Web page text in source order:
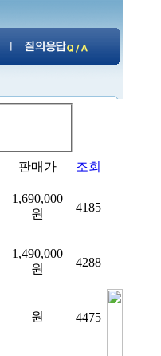
판매가 조회
1,690,000
원
4185
1,490,000
원
4288
원 4475